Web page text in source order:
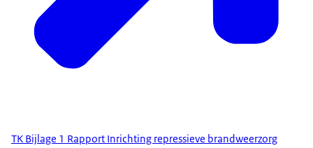
TK Bijlage 1 Rapport Inrichting repressieve brandweerzorg